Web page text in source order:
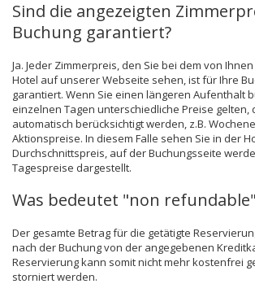
Sind die angezeigten
Buchung garantiert?
Ja. Jeder Zimmerpreis, den Sie bei dem von
Hotel auf unserer Webseite sehen, ist für Ihre
garantiert. Wenn Sie einen längeren Aufenthalt
einzelnen Tagen unterschiedliche Preise gelten,
automatisch berücksichtigt werden, z.B.
Aktionspreise. In diesem Falle sehen Sie in der
Durchschnittspreis, auf der Buchungsseite
Tagespreise dargestellt.
Was bedeutet "non
Der gesamte Betrag für die getätigte
nach der Buchung von der angegebenen
Reservierung kann somit nicht mehr kostenfrei
storniert werden.